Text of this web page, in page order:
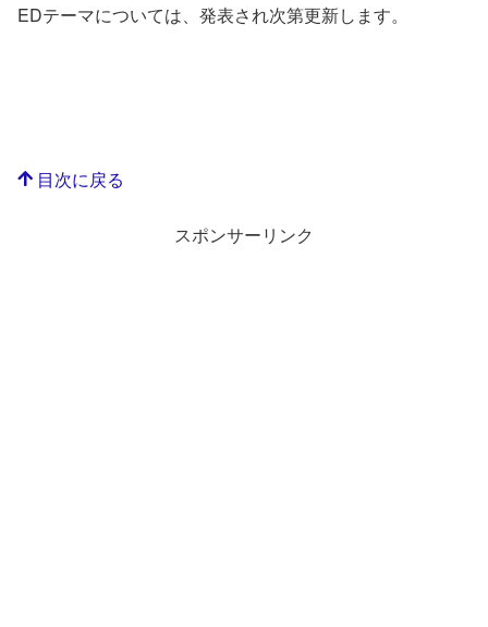
EDテーマについては、発表され次第更新します。
目次に戻る
スポンサーリンク